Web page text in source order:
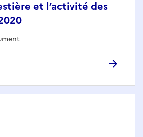
et l’activité des